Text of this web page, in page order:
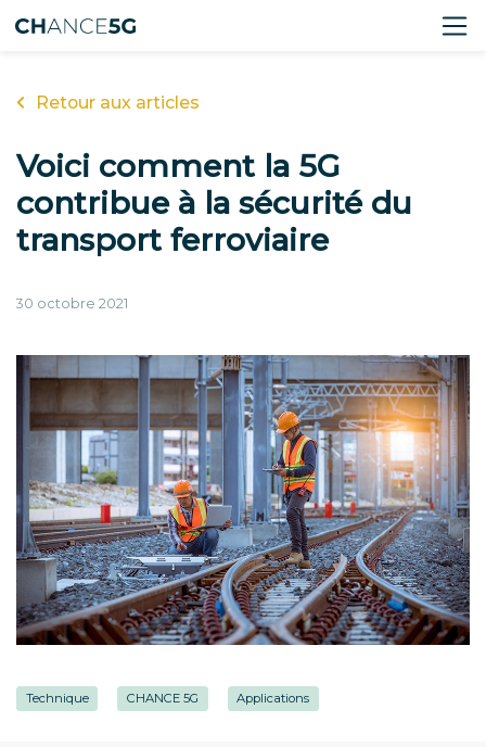
Retour aux articles
Voici comment la 5G
contribue à la sécurité du
transport ferroviaire
30 octobre 2021
Technique CHANCE 5G Applications